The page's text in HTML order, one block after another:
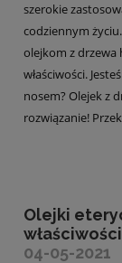
szerokie
codziennym
olejkom z drzewa
właściwości.
nosem? Olejek z
rozwiązanie!
Olejki
04-05-2021